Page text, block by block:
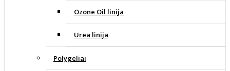
Ozone Oil linija
Urea linija
Polygeliai